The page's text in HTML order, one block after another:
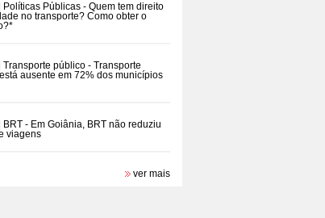
Políticas Públicas - Quem tem direito
no transporte? Como obter o
Transporte público - Transporte
ausente em 72% dos municípios
BRT - Em Goiânia, BRT não reduziu
viagens
ver mais